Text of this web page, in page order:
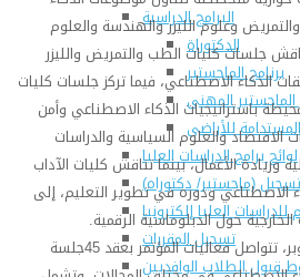
البرامج الدراسية
الدكتوراة
برنامج الماجستير
الماجستير المهنى
للأراضى
لوائح برامج الدراسات العليا
(ماجستير/ دكتوراه
للدراسات العليا إلكترونيا
تسجيل المقررات
قبول الطلاب الوافديين
وعلوم الليزر والهندسة والعلوم
جلسات كليات الطب والتمريض والليزر
الذكاء الاصطناعي، فيما تركز جلسات كليات
باستراتيجيات الذكاء الاصطناعي وأمن
الاقتصاد والعلوم السياسية والدراسات
وريادة الأعمال، بينما تناقش كليات الآداب
الاصطناعي ودوره في تطوير التعليم، إلى
حول الدبلوماسية الرقمية.
وفي اليوم الثاني، الأحد 19 أكتوبر، تتواصل فعاليات المؤتمر بعقد 45جلسة